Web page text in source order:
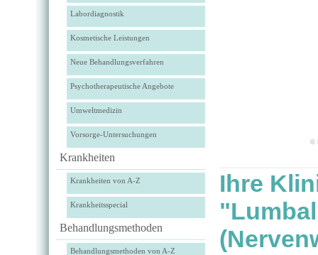
Labordiagnostik
Kosmetische Leistungen
Neue Behandlungsverfahren
Psychotherapeutische Angebote
Umweltmedizin
Vorsorge-Untersuchungen
Krankheiten
Krankheiten von A-Z
Krankheitsspecial
Behandlungsmethoden
Behandlungsmethoden von A-Z
©
Ihre